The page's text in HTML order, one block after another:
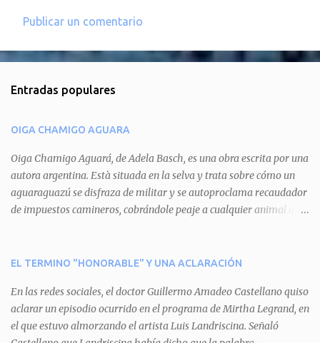
e
t
a
r
i
o
Publicar un comentario
Entradas populares
OIGA CHAMIGO AGUARA
Oiga Chamigo Aguará, de Adela Basch, es una obra escrita por una
autora argentina. Està situada en la selva y trata sobre cómo un
aguaraguazú se disfraza de militar y se autoproclama recaudador
de impuestos camineros, cobrándole peaje a cualquier animal que
aguará le provoca. De igual manera pasa con Tatú, el armadillo.
del aguará y pasa sin pagar. Por último, Tui, la cotorra, deja
expuesta la mentira del aguará y arenga a los otros tres
personajes a unirse para enfrentarlo. Finalmente, terminan por
EL TERMINO "HONORABLE" Y UNA ACLARACIÓN
En las redes sociales, el doctor Guillermo Amadeo Castellano quiso
aclarar un episodio ocurrido en el programa de Mirtha Legrand, en
el que estuvo almorzando el artista Luis Landriscina. Señaló